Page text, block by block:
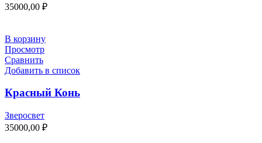
35000,00 ₽
В корзину
Просмотр
Сравнить
Добавить в список
Красный Конь
Зверосвет
35000,00 ₽